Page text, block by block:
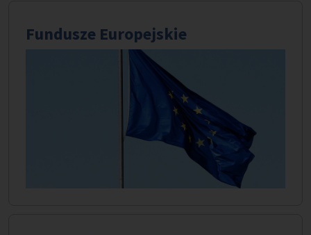
Fundusze Europejskie